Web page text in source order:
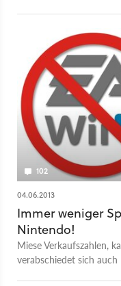
102
04.06.2013
Immer weniger
Nintendo!
Miese Verkaufszahlen,
verabschiedet sich